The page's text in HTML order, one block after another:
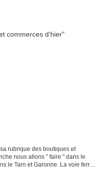
rubrique des boutiques et
nous allons " faire " dans le
le Tarn et Garonne. La voie ferrée